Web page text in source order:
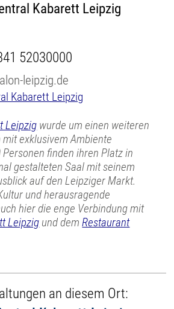
Kabarett Leipzig
52030000
leipzig.de
Kabarett Leipzig
Leipzig wurde um einen weiteren
exklusivem Ambiente
finden ihren Platz in
gestalteten Saal mit seinem
auf den Leipziger Markt.
und herausragende
hier die enge Verbindung mit
Leipzig und demRestaurant
an diesem Ort: